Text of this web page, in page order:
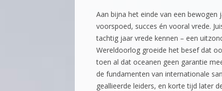
Aan bijna het einde van een
voorspoed, succes én vooral vrede.
tachtig jaar vrede kennen – een
Wereldoorlog groeide het besef dat
toen al dat oceanen geen garantie
de fundamenten van internationale
geallieerde leiders, en korte tijd later